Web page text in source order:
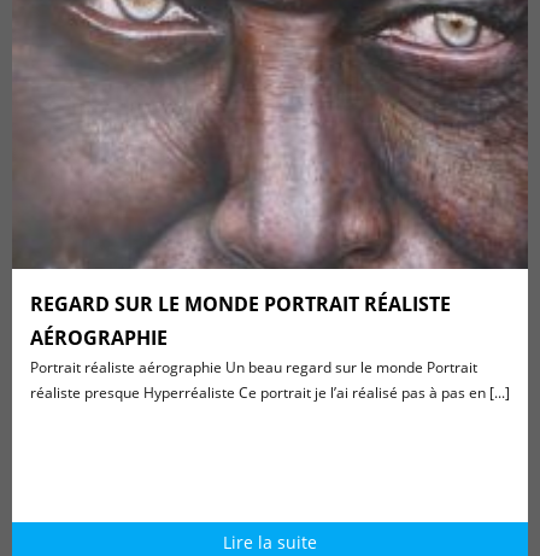
REGARD SUR LE MONDE PORTRAIT RÉALISTE
AÉROGRAPHIE
Portrait réaliste aérographie Un beau regard sur le monde Portrait
réaliste presque Hyperréaliste Ce portrait je l’ai réalisé pas à pas en [...]
Lire la suite